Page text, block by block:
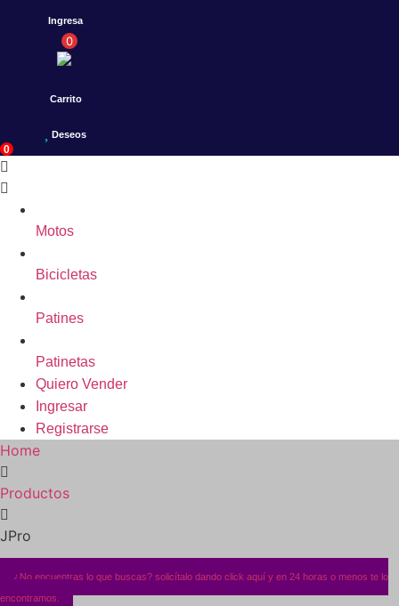
Ingresa
0
Carrito
Deseos
0
Motos
Bicicletas
Patines
Patinetas
Quiero Vender
Ingresar
Registrarse
Home
Productos
JPro
¿No encuentras lo que buscas? solicítalo dando click aquí y en 24 horas o menos te lo
encontramos.